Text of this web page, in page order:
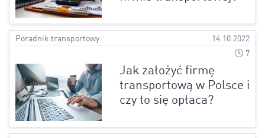
Poradnik transportowy
14.10.2022
7
Jak założyć firmę
transportową w Polsce i
czy to się opłaca?